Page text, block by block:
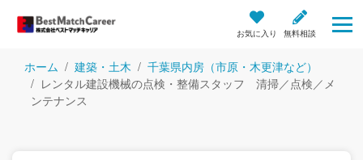
お気に入り 無料相談
ホーム 建築・土木
千葉県内房（市原・木更津など）
レンタル建設機械の点検・整備スタッフ 清掃／点検／メ
ンテナンス